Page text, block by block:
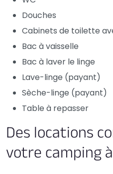
Douches
Cabinets de toilette
Bac à vaisselle
Bac à laver le linge
Lave-linge (payant)
Sèche-linge (payant)
Table à repasser
Des locations
votre camping